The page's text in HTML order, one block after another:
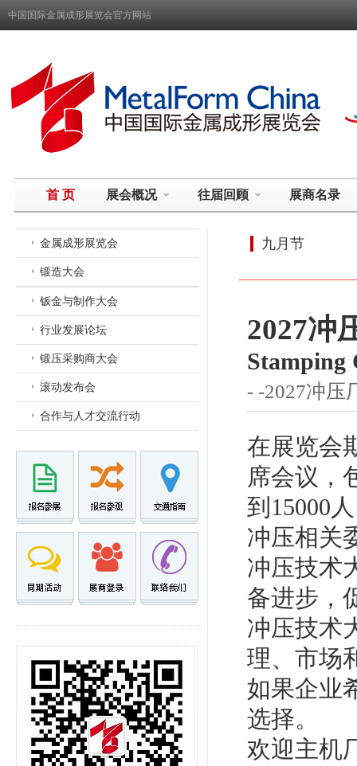
中国国际金属成形展览会官方网站
首 页 展会概况 往届回顾 展商名录
金属成形展览会
锻造大会
钣金与制作大会
行业发展论坛
锻压采购商大会
滚动发布会
合作与人才交流行动
九月节
2027冲
Stamping
- -2027冲压
在展览会
席会议，
到15000
冲压相关
冲压技术
备进步，
冲压技术
理、市场
如果企业
选择。
欢迎主机